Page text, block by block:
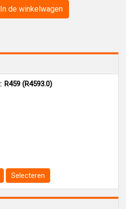
In de winkelwagen
R459 (R4593.0)
Selecteren